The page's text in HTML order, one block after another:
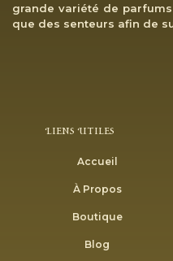
grande variété de
que des senteurs afin de
Liens Utiles
Accueil
À Propos
Boutique
Blog